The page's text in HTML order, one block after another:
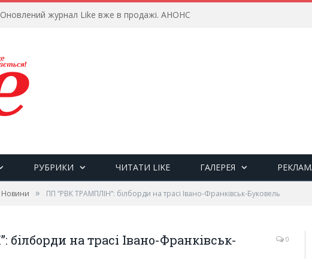
РУБРИКИ ЧИТАТИ LIKE ГАЛЕРЕЯ
Новини » ПП “РВК ТРАМПЛІН”: білборди на трасі Івано-Франківськ-Буковель
на трасі Івано-Франківськ-
0